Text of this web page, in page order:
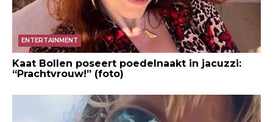
ENTERTAINMENT
Kaat Bollen poseert poedelnaakt in jacuzzi:
“Prachtvrouw!” (foto)